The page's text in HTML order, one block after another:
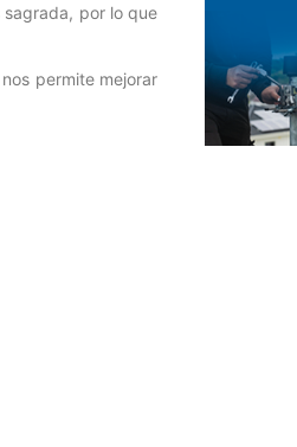
sagrada, por lo que
permite mejorar